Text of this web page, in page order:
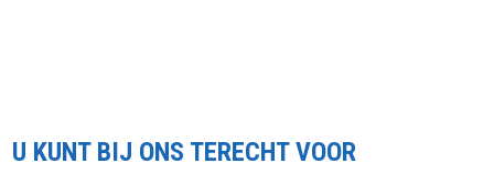
U KUNT BIJ ONS TERECHT VOOR